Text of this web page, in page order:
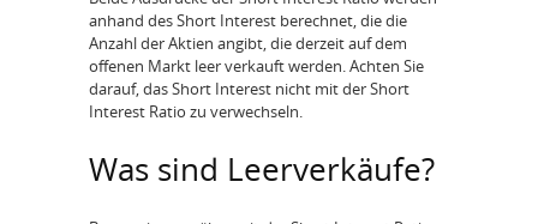
anhand des Short Interest berechnet, die die
Anzahl der Aktien angibt, die derzeit auf dem
offenen Markt leer verkauft werden. Achten Sie
darauf, das Short Interest nicht mit der Short
Interest Ratio zu verwechseln.
Was sind Leerverkäufe?